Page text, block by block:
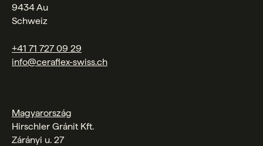
9434 Au
Schweiz
+41 71 727 09 29
info@ceraflex-swiss.ch
Magyarország
Hirschler Gránit Kft.
Zárányi u. 27